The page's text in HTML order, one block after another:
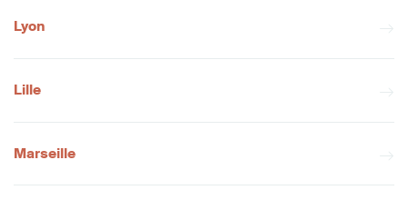
Lyon
Lille
Marseille